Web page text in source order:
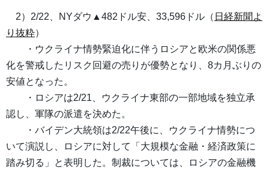
2）2/22、NYダウ▲482ドル安、33,596ドル（ 日経新聞よ
り抜粋）
・ウクライナ情勢緊迫化に伴うロシアと欧米の関係悪
化を警戒したリスク回避の売りが優勢となり、8カ月ぶりの
安値となった。
・ロシアは2/21、ウクライナ東部の一部地域を独立承
認し、軍隊の派遣を決めた。
・バイデン大統領は2/22午後に、ウクライナ情勢につ
いて演説し、ロシアに対して「大規模な金融・経済政策に
踏み切る」と表明した。制裁については、ロシアの金融機